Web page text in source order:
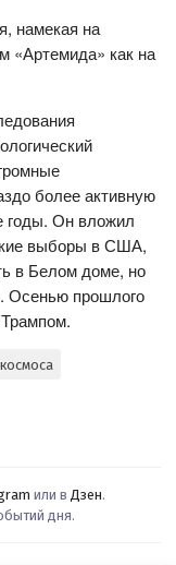
намекая на
«Артемида» как на
более активную
годы. Он вложил
выборы в США,
в Белом доме, но
Осенью прошлого
или в Дзен.
дня.